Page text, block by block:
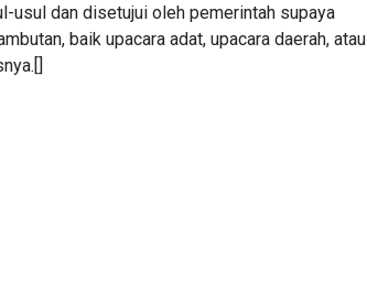
usul dan disetujui oleh pemerintah supaya
baik upacara adat, upacara daerah, atau